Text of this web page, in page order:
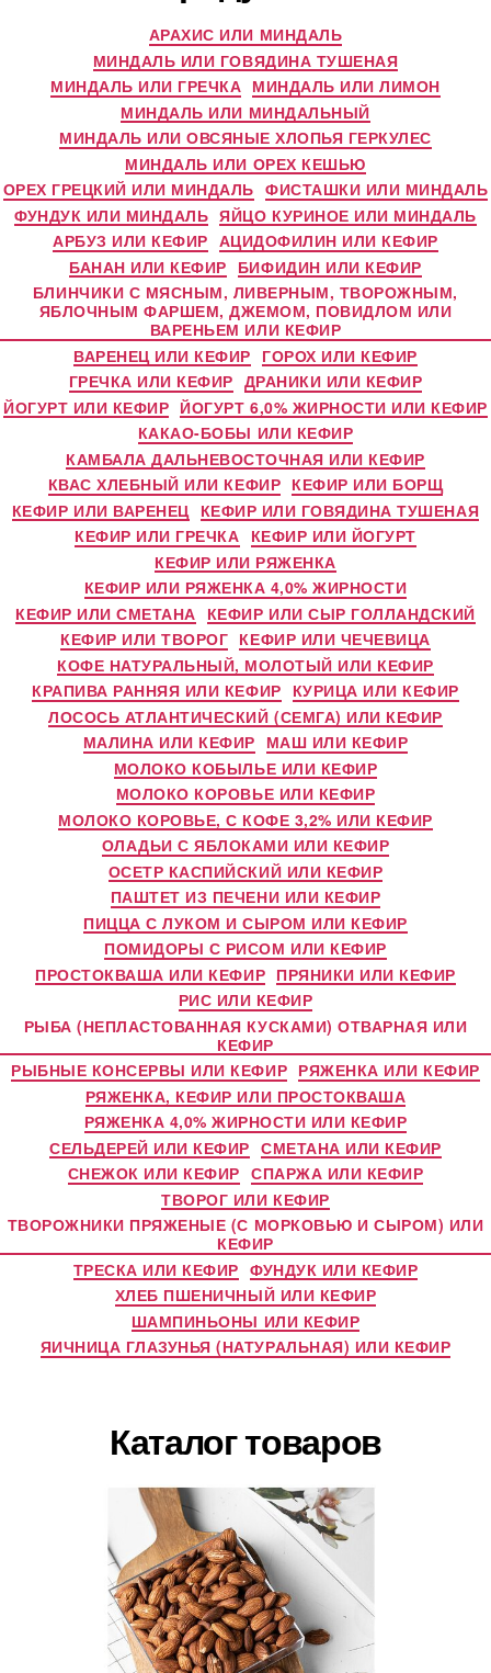
АРАХИС ИЛИ МИНДАЛЬ
МИНДАЛЬ ИЛИ ГОВЯДИНА ТУШЕНАЯ
МИНДАЛЬ ИЛИ ГРЕЧКА МИНДАЛЬ ИЛИ ЛИМОН
МИНДАЛЬ ИЛИ МИНДАЛЬНЫЙ
МИНДАЛЬ ИЛИ ОВСЯНЫЕ ХЛОПЬЯ ГЕРКУЛЕС
МИНДАЛЬ ИЛИ ОРЕХ КЕШЬЮ
ОРЕХ ГРЕЦКИЙ ИЛИ МИНДАЛЬ ФИСТАШКИ ИЛИ МИНДАЛЬ
ФУНДУК ИЛИ МИНДАЛЬ ЯЙЦО КУРИНОЕ ИЛИ МИНДАЛЬ
АРБУЗ ИЛИ КЕФИР АЦИДОФИЛИН ИЛИ КЕФИР
БАНАН ИЛИ КЕФИР БИФИДИН ИЛИ КЕФИР
БЛИНЧИКИ С МЯСНЫМ, ЛИВЕРНЫМ, ТВОРОЖНЫМ,
ЯБЛОЧНЫМ ФАРШЕМ, ДЖЕМОМ, ПОВИДЛОМ ИЛИ
ВАРЕНЬЕМ ИЛИ КЕФИР
ВАРЕНЕЦ ИЛИ КЕФИР ГОРОХ ИЛИ КЕФИР
ГРЕЧКА ИЛИ КЕФИР ДРАНИКИ ИЛИ КЕФИР
ЙОГУРТ ИЛИ КЕФИР ЙОГУРТ 6,0% ЖИРНОСТИ ИЛИ КЕФИР
КАКАО-БОБЫ ИЛИ КЕФИР
КАМБАЛА ДАЛЬНЕВОСТОЧНАЯ ИЛИ КЕФИР
КВАС ХЛЕБНЫЙ ИЛИ КЕФИР КЕФИР ИЛИ БОРЩ
КЕФИР ИЛИ ВАРЕНЕЦ КЕФИР ИЛИ ГОВЯДИНА ТУШЕНАЯ
КЕФИР ИЛИ ГРЕЧКА КЕФИР ИЛИ ЙОГУРТ
КЕФИР ИЛИ РЯЖЕНКА
КЕФИР ИЛИ РЯЖЕНКА 4,0% ЖИРНОСТИ
КЕФИР ИЛИ СМЕТАНА КЕФИР ИЛИ СЫР ГОЛЛАНДСКИЙ
КЕФИР ИЛИ ТВОРОГ КЕФИР ИЛИ ЧЕЧЕВИЦА
КОФЕ НАТУРАЛЬНЫЙ, МОЛОТЫЙ ИЛИ КЕФИР
КРАПИВА РАННЯЯ ИЛИ КЕФИР КУРИЦА ИЛИ КЕФИР
ЛОСОСЬ АТЛАНТИЧЕСКИЙ (СЕМГА) ИЛИ КЕФИР
МАЛИНА ИЛИ КЕФИР МАШ ИЛИ КЕФИР
МОЛОКО КОБЫЛЬЕ ИЛИ КЕФИР
МОЛОКО КОРОВЬЕ ИЛИ КЕФИР
МОЛОКО КОРОВЬЕ, С КОФЕ 3,2% ИЛИ КЕФИР
ОЛАДЬИ С ЯБЛОКАМИ ИЛИ КЕФИР
ОСЕТР КАСПИЙСКИЙ ИЛИ КЕФИР
ПАШТЕТ ИЗ ПЕЧЕНИ ИЛИ КЕФИР
ПИЦЦА С ЛУКОМ И СЫРОМ ИЛИ КЕФИР
ПОМИДОРЫ С РИСОМ ИЛИ КЕФИР
ПРОСТОКВАША ИЛИ КЕФИР ПРЯНИКИ ИЛИ КЕФИР
РИС ИЛИ КЕФИР
РЫБА (НЕПЛАСТОВАННАЯ КУСКАМИ) ОТВАРНАЯ ИЛИ
КЕФИР
РЫБНЫЕ КОНСЕРВЫ ИЛИ КЕФИР РЯЖЕНКА ИЛИ КЕФИР
РЯЖЕНКА, КЕФИР ИЛИ ПРОСТОКВАША
РЯЖЕНКА 4,0% ЖИРНОСТИ ИЛИ КЕФИР
СЕЛЬДЕРЕЙ ИЛИ КЕФИР СМЕТАНА ИЛИ КЕФИР
СНЕЖОК ИЛИ КЕФИР СПАРЖА ИЛИ КЕФИР
ТВОРОГ ИЛИ КЕФИР
ТВОРОЖНИКИ ПРЯЖЕНЫЕ (С МОРКОВЬЮ И СЫРОМ) ИЛИ
КЕФИР
ТРЕСКА ИЛИ КЕФИР ФУНДУК ИЛИ КЕФИР
ХЛЕБ ПШЕНИЧНЫЙ ИЛИ КЕФИР
ШАМПИНЬОНЫ ИЛИ КЕФИР
ЯИЧНИЦА ГЛАЗУНЬЯ (НАТУРАЛЬНАЯ) ИЛИ КЕФИР
Каталог товаров